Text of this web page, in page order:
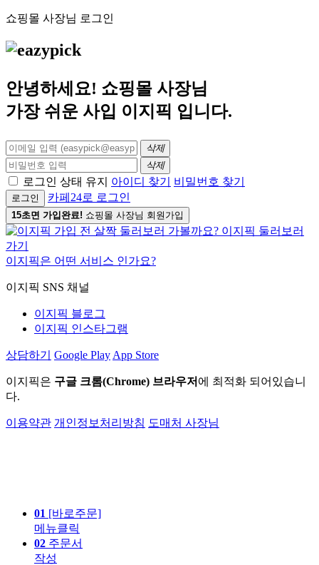
쇼핑몰 사장님 로그인
안녕하세요! 쇼핑몰 사장님
가장 쉬운 사입 이지픽 입니다.
삭제
삭제
로그인 상태 유지 아이디 찾기 비밀번호 찾기
로그인 카페24로 로그인
15초면 가입완료! 쇼핑몰 사장님 회원가입
이지픽은 어떤 서비스 인가요?
이지픽 SNS 채널
이지픽 블로그
이지픽 인스타그램
상담하기 Google Play App Store
이지픽은 구글 크롬(Chrome) 브라우저 에 최적화 되어있습니
다.
이용약관 개인정보처리방침 도매처 사장님
01 [바로주문]
메뉴클릭
02 주문서
작성